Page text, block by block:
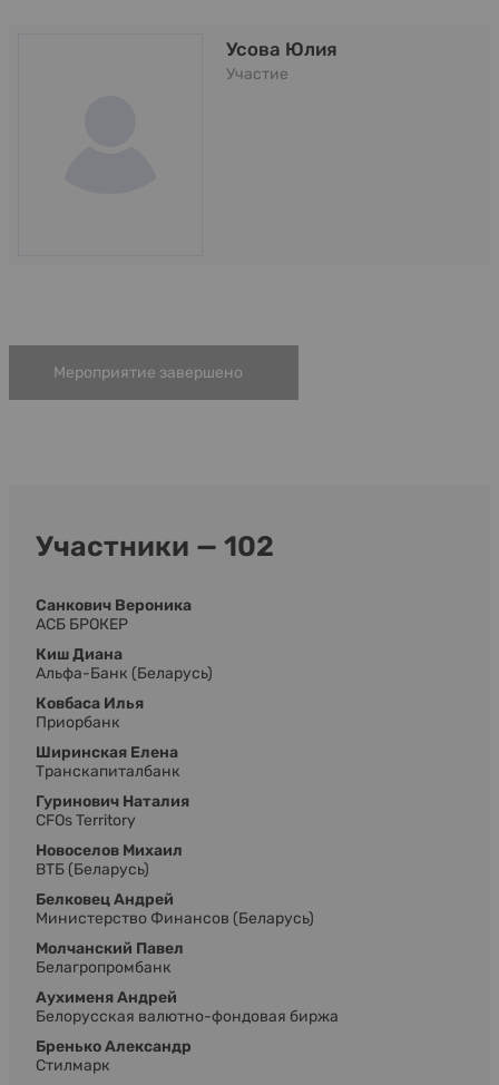
Усова Юлия
Участие
Мероприятие завершено
Участники — 102
Санкович Вероника
АСБ БРОКЕР
Киш Диана
Альфа-Банк (Беларусь)
Ковбаса Илья
Приорбанк
Ширинская Елена
Транскапиталбанк
Гуринович Наталия
CFOs Territory
Новоселов Михаил
ВТБ (Беларусь)
Белковец Андрей
Министерство Финансов (Беларусь)
Молчанский Павел
Белагропромбанк
Аухименя Андрей
Белорусская валютно-фондовая биржа
Бренько Александр
Стилмарк